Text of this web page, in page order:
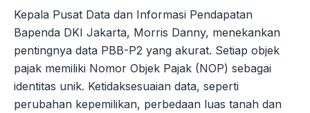
Kepala Pusat Data dan Informasi Pendapatan
Bapenda DKI Jakarta, Morris Danny, menekankan
pentingnya data PBB-P2 yang akurat. Setiap objek
pajak memiliki Nomor Objek Pajak (NOP) sebagai
identitas unik. Ketidaksesuaian data, seperti
perubahan kepemilikan, perbedaan luas tanah dan